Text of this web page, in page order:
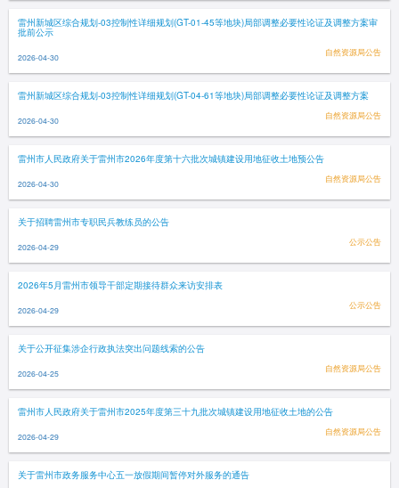
雷州新城区综合规划-03控制性详细规划(GT-01-45等地块)局部调整必要性论证及调整方案审
批前公示
2026-04-30 自然资源局公告
雷州新城区综合规划-03控制性详细规划(GT-04-61等地块)局部调整必要性论证及调整方案
2026-04-30 自然资源局公告
雷州市人民政府关于雷州市2026年度第十六批次城镇建设用地征收土地预公告
2026-04-30 自然资源局公告
关于招聘雷州市专职民兵教练员的公告
2026-04-29 公示公告
2026年5月雷州市领导干部定期接待群众来访安排表
2026-04-29 公示公告
关于公开征集涉企行政执法突出问题线索的公告
2026-04-25 自然资源局公告
雷州市人民政府关于雷州市2025年度第三十九批次城镇建设用地征收土地的公告
2026-04-29 自然资源局公告
关于雷州市政务服务中心五一放假期间暂停对外服务的通告